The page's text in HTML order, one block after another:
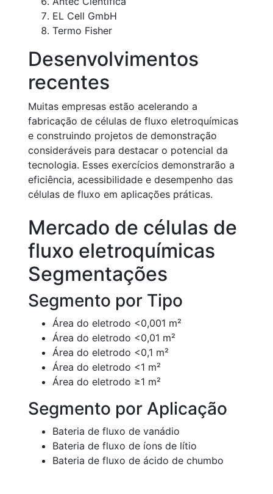
EL Cell GmbH
Termo Fisher
Desenvolvimentos
recentes
Muitas empresas estão acelerando a
fabricação de células de fluxo eletroquímicas
e construindo projetos de demonstração
consideráveis para destacar o potencial da
tecnologia. Esses exercícios demonstrarão a
eficiência, acessibilidade e desempenho das
células de fluxo em aplicações práticas.
Mercado de células de
fluxo eletroquímicas
Segmentações
Segmento por Tipo
Área do eletrodo <0,001 m²
Área do eletrodo <0,01 m²
Área do eletrodo <0,1 m²
Área do eletrodo <1 m²
Área do eletrodo ≥1 m²
Segmento por Aplicação
Bateria de fluxo de vanádio
Bateria de fluxo de íons de lítio
Bateria de fluxo de ácido de chumbo